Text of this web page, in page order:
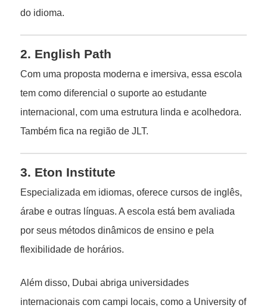
do idioma.
2. English Path
Com uma proposta moderna e imersiva, essa escola
tem como diferencial o suporte ao estudante
internacional, com uma estrutura linda e acolhedora.
Também fica na região de JLT.
3. Eton Institute
Especializada em idiomas, oferece cursos de inglês,
árabe e outras línguas. A escola está bem avaliada
por seus métodos dinâmicos de ensino e pela
flexibilidade de horários.
Além disso, Dubai abriga universidades
internacionais com campi locais, como a University of